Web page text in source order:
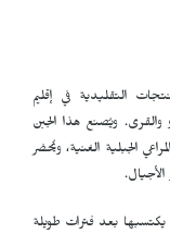
التقليدية في إقليم
والقرى. ويُصنع هذا الجبن
الجبلية الغنية، ويُحضر
يكتسبها بعد فترات طويلة